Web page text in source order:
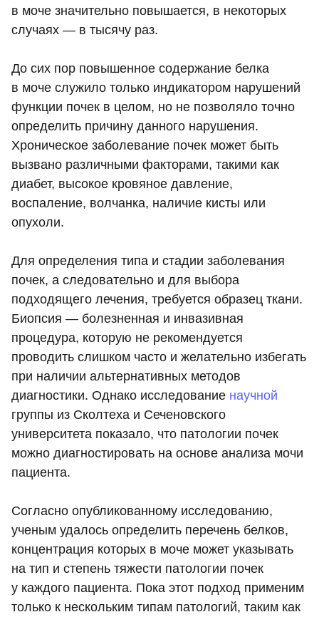
в моче значительно повышается, в некоторых
случаях — в тысячу раз.
До сих пор повышенное содержание белка
в моче служило только индикатором нарушений
функции почек в целом, но не позволяло точно
определить причину данного нарушения.
Хроническое заболевание почек может быть
вызвано различными факторами, такими как
диабет, высокое кровяное давление,
воспаление, волчанка, наличие кисты или
опухоли.
Для определения типа и стадии заболевания
почек, а следовательно и для выбора
подходящего лечения, требуется образец ткани.
Биопсия — болезненная и инвазивная
процедура, которую не рекомендуется
проводить слишком часто и желательно избегать
при наличии альтернативных методов
диагностики. Однако исследование научной
группы из Сколтеха и Сеченовского
университета показало, что патологии почек
можно диагностировать на основе анализа мочи
пациента.
Согласно опубликованному исследованию,
ученым удалось определить перечень белков,
концентрация которых в моче может указывать
на тип и степень тяжести патологии почек
у каждого пациента. Пока этот подход применим
только к нескольким типам патологий, таким как